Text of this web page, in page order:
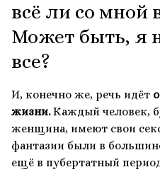
всё ли со мной
Может быть, я
все?
И, конечно же, речь идёт
жизни.Каждый человек,
женщина, имеют свои
фантазии были в
ещё в пубертатный